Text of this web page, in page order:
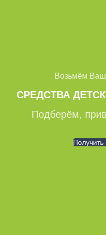
Возьмём
СРЕДСТВА
Подберём,
Получить